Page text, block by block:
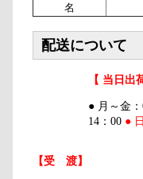
名
配送について
【 当日出
● 月～金
14：00 ●
【受 渡】